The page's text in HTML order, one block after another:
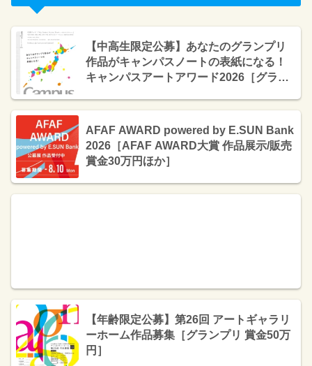
【中高生限定公募】あなたのグランプリ
作品がキャンパスノートの表紙になる！
キャンパスアートアワード2026［グラン
状 図書カード3万円分 副賞］
AFAF AWARD powered by E.SUN Bank
2026［AFAF AWARD大賞 作品展示/販売
賞金30万円ほか］
【年齢限定公募】第26回 アートギャラリ
ーホーム作品募集［グランプリ 賞金50万
円］